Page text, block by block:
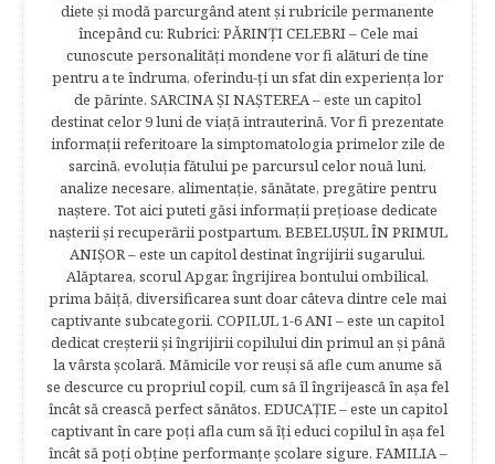
diete şi modă parcurgând atent şi rubricile permanente
începând cu: Rubrici: PĂRINŢI CELEBRI – Cele mai
cunoscute personalităţi mondene vor fi alături de tine
pentru a te îndruma, oferindu-ţi un sfat din experienţa lor
de părinte. SARCINA ŞI NAŞTEREA – este un capitol
destinat celor 9 luni de viaţă intrauterină. Vor fi prezentate
informaţii referitoare la simptomatologia primelor zile de
sarcină, evoluţia fătului pe parcursul celor nouă luni,
analize necesare, alimentaţie, sănătate, pregătire pentru
naştere. Tot aici puteti găsi informaţii preţioase dedicate
naşterii şi recuperării postpartum. BEBELUŞUL ÎN PRIMUL
ANIŞOR – este un capitol destinat îngrijirii sugarului.
Alăptarea, scorul Apgar, îngrijirea bontului ombilical,
prima băiţă, diversificarea sunt doar câteva dintre cele mai
captivante subcategorii. COPILUL 1-6 ANI – este un capitol
dedicat creşterii şi îngrijirii copilului din primul an şi până
la vârsta şcolară. Mămicile vor reuşi să afle cum anume să
se descurce cu propriul copil, cum să îl îngrijească în aşa fel
încât să crească perfect sănătos. EDUCAŢIE – este un capitol
captivant în care poţi afla cum să îţi educi copilul în aşa fel
încât să poţi obţine performanţe şcolare sigure. FAMILIA –